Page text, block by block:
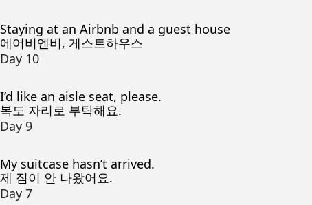
Staying at an Airbnb and a guest house
에어비엔비, 게스트하우스
Day 10
I’d like an aisle seat, please.
복도 자리로 부탁해요.
Day 9
My suitcase hasn’t arrived.
제 짐이 안 나왔어요.
Day 7